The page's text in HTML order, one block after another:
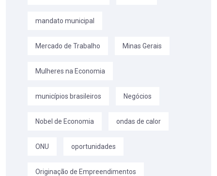
mandato municipal
Mercado de Trabalho Minas Gerais
Mulheres na Economia
municípios brasileiros Negócios
Nobel de Economia ondas de calor
ONU oportunidades
Originação de Empreendimentos